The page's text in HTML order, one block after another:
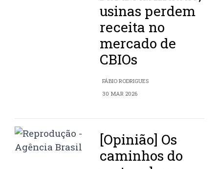
usinas perdem
receita no
mercado de
CBIOs
FÁBIO RODRIGUES
30 MAR 2026
[Opinião] Os
caminhos do